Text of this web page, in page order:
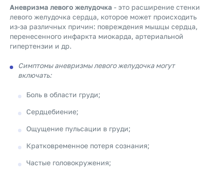
Аневризма левого желудочка - это расширение стенки
левого желудочка сердца, которое может происходить
из-за различных причин: повреждения мышцы сердца,
перенесенного инфаркта миокарда, артериальной
гипертензии и др.
Симптомы аневризмы левого желудочка могут
включать:
Боль в области груди;
Сердцебиение;
Ощущение пульсации в груди;
Кратковременное потеря сознания;
Частые головокружения;